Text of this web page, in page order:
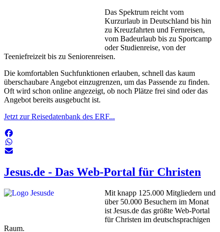
Das Spektrum reicht vom
Kurzurlaub in Deutschland bis hin
zu Kreuzfahrten und Fernreisen,
vom Badeurlaub bis zu Sportcamp
oder Studienreise, von der
Teeniefreizeit bis zu Seniorenreisen.
Die komfortablen Suchfunktionen erlauben, schnell das kaum
überschaubare Angebot einzugrenzen, um das Passende zu finden.
Oft wird schon online angezeigt, ob noch Plätze frei sind oder das
Angebot bereits ausgebucht ist.
Jetzt zur Reisedatenbank des ERF...
Jesus.de - Das Web-Portal für Christen
Mit knapp 125.000 Mitgliedern und
über 50.000 Besuchern im Monat
ist Jesus.de das größte Web-Portal
für Christen im deutschsprachigen
Raum.